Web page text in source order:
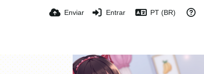
Enviar Entrar PT (BR)